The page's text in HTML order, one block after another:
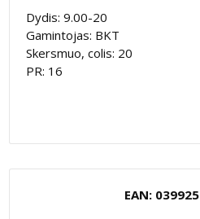
Dydis: 9.00-20
Gamintojas: BKT
Skersmuo, colis: 20
PR: 16
EAN: 039925